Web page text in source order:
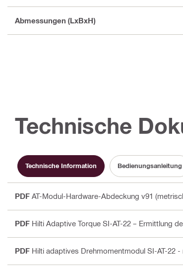
Abmessungen (LxBxH)
Technische
Technische Information Bedienungsanleitung
PDF AT-Modul-Hardware-Abdeckung v91
PDF Hilti Adaptive Torque SI-AT-22 – Ermittlung
PDF Hilti adaptives Drehmomentmodul SI-AT-22